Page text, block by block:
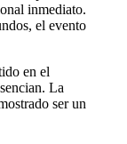
inmediato.
el evento
en el
La
ser un